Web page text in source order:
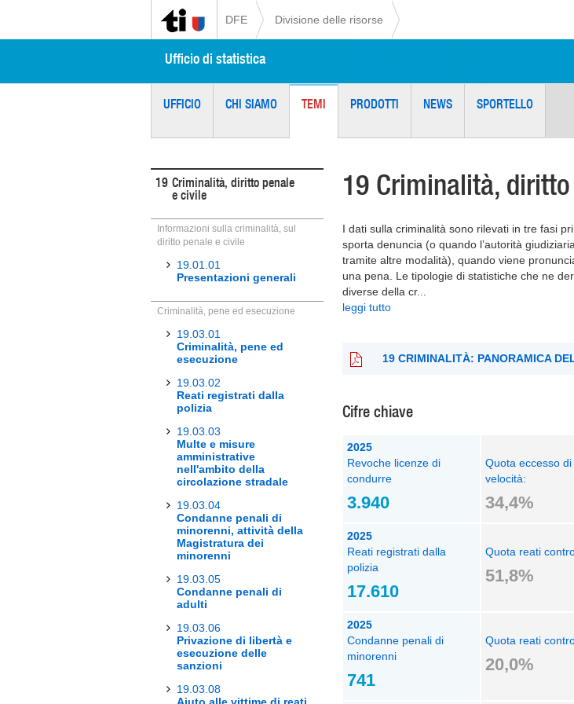
DFE Divisione delle risorse
Ufficio di statistica
UFFICIO CHI SIAMO TEMI PRODOTTI NEWS SPORTELLO
19 Criminalità, diritto penale
e civile
Informazioni sulla criminalità, sul
diritto penale e civile
19.01.01
Presentazioni generali
Criminalità, pene ed esecuzione
19.03.01
Criminalità, pene ed
esecuzione
19.03.02
Reati registrati dalla
polizia
19.03.03
Multe e misure
amministrative
nell'ambito della
circolazione stradale
19.03.04
Condanne penali di
minorenni, attività della
Magistratura dei
minorenni
19.03.05
Condanne penali di
adulti
19.03.06
Privazione di libertà e
esecuzione delle
sanzioni
19.03.08
19 Criminalità,
I dati sulla criminalità sono rilevati in tre fasi
sporta denuncia (o quando l’autorità
tramite altre modalità), quando viene
una pena. Le tipologie di statistiche che ne
diverse della cr...
leggi tutto
19 CRIMINALITÀ: PANORAMICA
Cifre chiave
2025
Revoche licenze di
condurre
3.940
Quota eccesso di
velocità:
34,4%
2025
Reati registrati dalla
polizia
17.610
Quota reati
51,8%
2025
Condanne penali di
minorenni
741
Quota reati
20,0%